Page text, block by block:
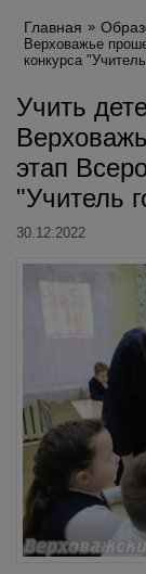
Главная
Верховажье
конкурса
Учить
этап
"Учитель
30.12.2022